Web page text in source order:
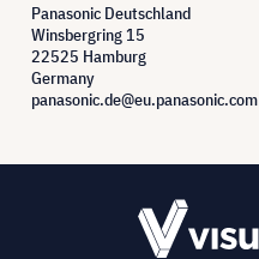
Panasonic Deutschland
Winsbergring 15
22525 Hamburg
Germany
panasonic.de@eu.panasonic.com